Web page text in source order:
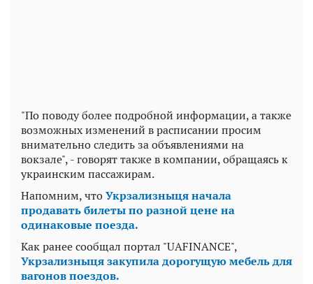
"По поводу более подробной информации, а также
возможных изменений в расписании просим
внимательно следить за объявлениями на
вокзале", - говорят также в компании, обращаясь к
украинским пассажирам.
Напомним, чтоУкрзализныця начала
продавать билеты по разной цене на
одинаковые поезда.
Как ранее сообщал портал "UAFINANCE",
Укрзализныця закупила дорогущую мебель для
вагонов поездов.